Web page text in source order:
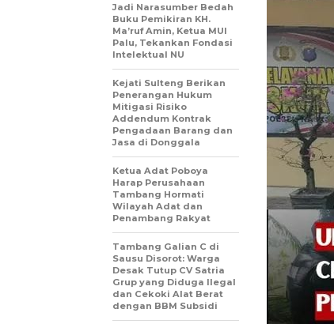
Jadi Narasumber Bedah
Buku Pemikiran KH.
Ma’ruf Amin, Ketua MUI
Palu, Tekankan Fondasi
Intelektual NU
Kejati Sulteng Berikan
Penerangan Hukum
Mitigasi Risiko
Addendum Kontrak
Pengadaan Barang dan
Jasa di Donggala
Ketua Adat Poboya
Harap Perusahaan
Tambang Hormati
Wilayah Adat dan
Penambang Rakyat
Tambang Galian C di
Sausu Disorot: Warga
Desak Tutup CV Satria
Grup yang Diduga Ilegal
dan Cekoki Alat Berat
dengan BBM Subsidi